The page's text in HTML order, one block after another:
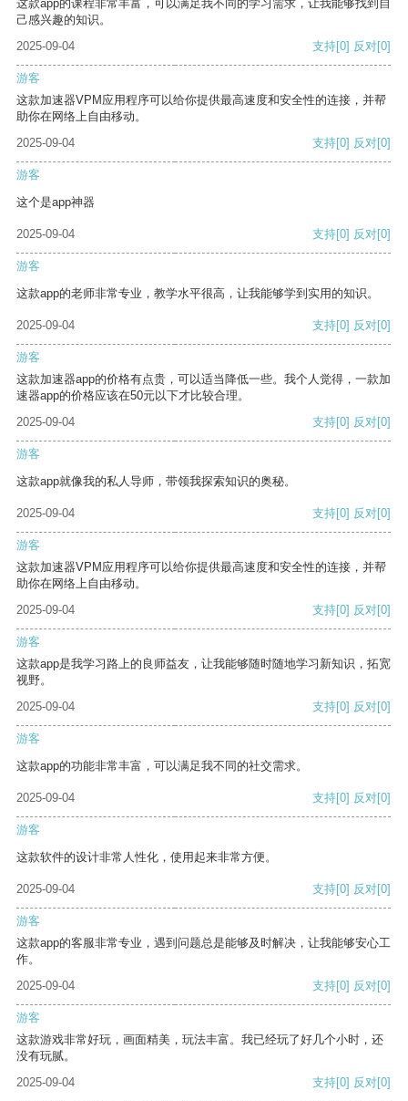
这款app的课程非常丰富，可以满足我不同的学习需求，让我能够找到自
己感兴趣的知识。
2025-09-04
支持[0] 反对[0]
游客
这款加速器VPM应用程序可以给你提供最高速度和安全性的连接，并帮
助你在网络上自由移动。
2025-09-04
支持[0] 反对[0]
游客
这个是app神器
2025-09-04 支持[0] 反对[0]
游客
这款app的老师非常专业，教学水平很高，让我能够学到实用的知识。
2025-09-04 支持[0] 反对[0]
游客
这款加速器app的价格有点贵，可以适当降低一些。我个人觉得，一款加
速器app的价格应该在50元以下才比较合理。
2025-09-04
支持[0] 反对[0]
游客
这款app就像我的私人导师，带领我探索知识的奥秘。
2025-09-04 支持[0] 反对[0]
游客
这款加速器VPM应用程序可以给你提供最高速度和安全性的连接，并帮
助你在网络上自由移动。
2025-09-04
支持[0] 反对[0]
游客
这款app是我学习路上的良师益友，让我能够随时随地学习新知识，拓宽
视野。
2025-09-04
支持[0] 反对[0]
游客
这款app的功能非常丰富，可以满足我不同的社交需求。
2025-09-04 支持[0] 反对[0]
游客
这款软件的设计非常人性化，使用起来非常方便。
2025-09-04 支持[0] 反对[0]
游客
这款app的客服非常专业，遇到问题总是能够及时解决，让我能够安心工
作。
2025-09-04
支持[0] 反对[0]
游客
这款游戏非常好玩，画面精美，玩法丰富。我已经玩了好几个小时，还
没有玩腻。
2025-09-04
支持[0] 反对[0]